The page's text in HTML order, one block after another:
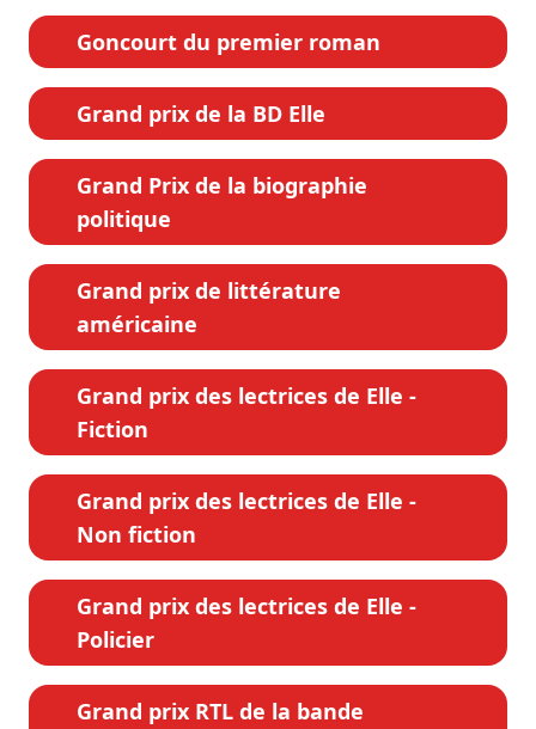
Goncourt du premier roman
Grand prix de la BD Elle
Grand Prix de la biographie
politique
Grand prix de littérature
américaine
Grand prix des lectrices de Elle -
Fiction
Grand prix des lectrices de Elle -
Non fiction
Grand prix des lectrices de Elle -
Policier
Grand prix RTL de la bande